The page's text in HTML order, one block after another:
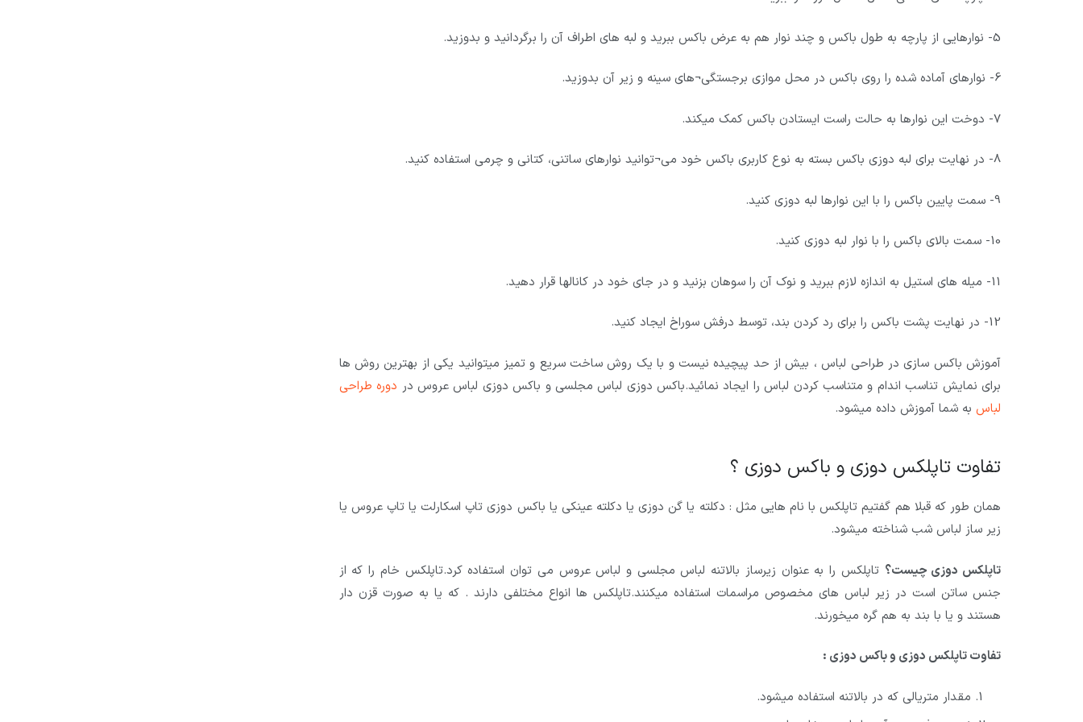
5- نوارهایی از پارچه به طول باکس و چند نوار هم به عرض باکس ببرید و لبه های اطراف آن را برگردانید و بدوزید.
6- نوارهای آماده شده را روی باکس در محل موازی برجستگی¬های سینه و زیر آن بدوزید.
7- دوخت این نوارها به حالت راست ایستادن باکس کمک میکند.
8- در نهایت برای لبه دوزی باکس بسته به نوع کاربری باکس خود می¬توانید نوارهای ساتنی، کتانی و چرمی استفاده کنید.
9- سمت پایین باکس را با این نوارها لبه دوزی کنید.
10- سمت بالای باکس را با نوار لبه دوزی کنید.
11- میله های استیل به اندازه لازم ببرید و نوک آن را سوهان بزنید و در جای خود در کانالها قرار دهید.
12- در نهایت پشت باکس را برای رد کردن بند، توسط درفش سوراخ ایجاد کنید.
آموزش باکس سازی در طراحی لباس ، بیش از حد پیچیده نیست و با یک روش ساخت سریع و تمیز میتوانید یکی از بهترین روش ها
برای نمایش تناسب اندام و متناسب کردن لباس را ایجاد نمائید.باکس دوزی لباس مجلسی و باکس دوزی لباس عروس در دوره طراحی
لباس به شما آموزش داده میشود.
تفاوت تاپلکس دوزی و باکس دوزی ؟
همان طور که قبلا هم گفتیم تاپلکس با نام هایی مثل : دکلته یا گن دوزی یا دکلته عینکی یا باکس دوزی تاپ اسکارلت یا تاپ عروس یا
زیر ساز لباس شب شناخته میشود.
تاپلکس دوزی چیست؟ تاپلکس را به عنوان زیرساز بالاتنه لباس مجلسی و لباس عروس می توان استفاده کرد.تاپلکس خام را که از
جنس ساتن است در زیر لباس های مخصوص مراسمات استفاده میکنند.تاپلکس ها انواع مختلفی دارند . که یا به صورت قزن دار
هستند و یا با بند به هم گره میخورند.
تفاوت تاپلکس دوزی و باکس دوزی :
مقدار متریالی که در بالاتنه استفاده میشود.